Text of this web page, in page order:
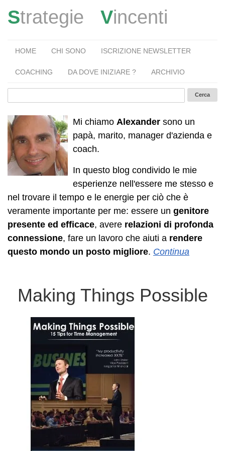
Strategie Vincenti
HOME CHI SONO ISCRIZIONE NEWSLETTER
COACHING DA DOVE INIZIARE ? ARCHIVIO
Mi chiamo Alexander sono un
papà, marito, manager d'azienda e
coach.
In questo blog condivido le mie
esperienze nell'essere me stesso e
nel trovare il tempo e le energie per ciò che è
veramente importante per me: essere un genitore
presente ed efficace, avere relazioni di profonda
connessione, fare un lavoro che aiuti a rendere
questo mondo un posto migliore. Continua
Making Things Possible